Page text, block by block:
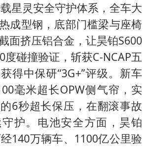
星灵安全守护体系，全车大
成型钢，底部门槛梁与座椅
面挤压铝合金，让昊铂S600
度碰撞验证，斩获C-NCAP五
得中保研“3G+”评级。新车
毫米超长OPW侧气帘，实
6秒超长保压，在翻滚事故
护。电池安全方面，昊铂
140万辆车、1100亿公里验